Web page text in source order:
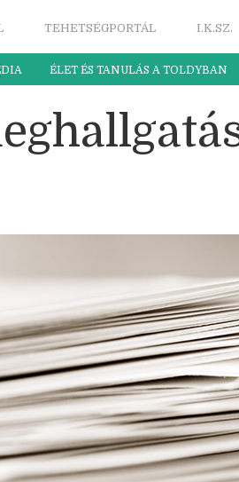
TEHETSÉGPORTÁL I.K.SZ.
ÉLET ÉS TANULÁS A TOLDYBAN